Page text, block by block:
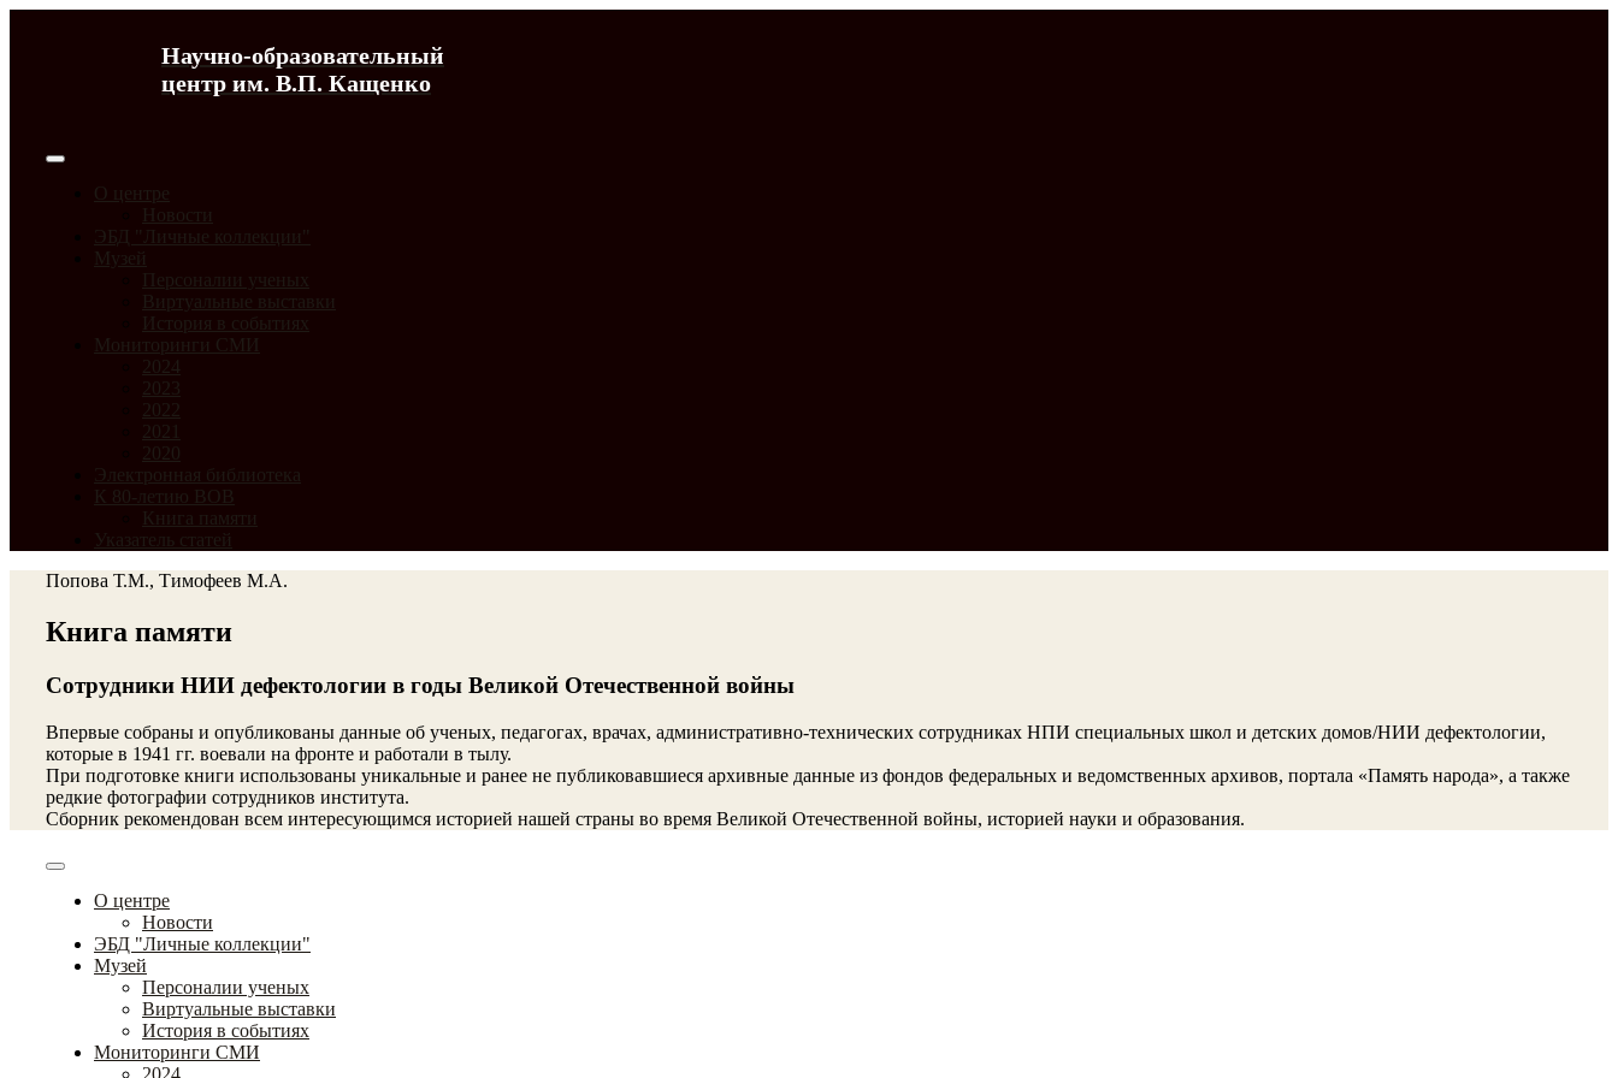
Научно-образовательный
центр им. В.П. Кащенко
О центре
Новости
ЭБД "Личные коллекции"
Музей
Персоналии ученых
Виртуальные выставки
История в событиях
Мониторинги СМИ
2024
2023
2022
2021
2020
Электронная библиотека
К 80-летию ВОВ
Книга памяти
Указатель статей
Попова Т.М., Тимофеев М.А.
Книга памяти
Сотрудники НИИ дефектологии в годы Великой Отечественной войны
Впервые собраны и опубликованы данные об ученых, педагогах, врачах, административно-технических сотрудниках НПИ специальных школ и детских домов/НИИ дефектологии,
которые в 1941 гг. воевали на фронте и работали в тылу.
При подготовке книги использованы уникальные и ранее не публиковавшиеся архивные данные из фондов федеральных и ведомственных архивов, портала «Память народа», а также
редкие фотографии сотрудников института.
Сборник рекомендован всем интересующимся историей нашей страны во время Великой Отечественной войны, историей науки и образования.
О центре
Новости
ЭБД "Личные коллекции"
Музей
Персоналии ученых
Виртуальные выставки
История в событиях
Мониторинги СМИ
2024